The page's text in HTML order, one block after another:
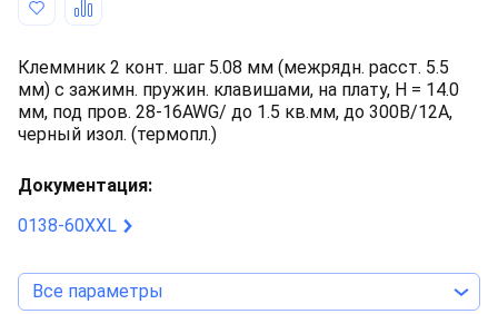
Клеммник 2 конт. шаг 5.08 мм (межрядн. расст. 5.5
мм) с зажимн. пружин. клавишами, на плату, H = 14.0
мм, под пров. 28-16AWG/ до 1.5 кв.мм, до 300В/12А,
черный изол. (термопл.)
Документация:
0138-60XXL
Все параметры